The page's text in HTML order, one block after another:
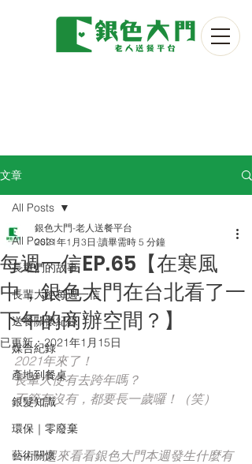
文章
All Posts
長輩們的故事
長輩大使每週一信
送餐關懷紀錄
媒合紀錄
產地到餐桌
銀髮知識
環保｜零廢棄
藝術關懷
All Posts
每週一信EP.65【在寒風
中，銀色大門在台北看了一
下午的商辦空間？】
銀色大門-老人送餐平台
2021年1月3日 讀畢需時 5 分鐘
已更新：2021年1月15日
2021年來了！
長輩大使有去跨年嗎？
不管有沒有，都要長一歲囉！（笑）
---⼀起來看看銀色大門本週發⽣什麼有